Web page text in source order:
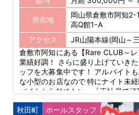
所在地
岡山県倉敷市阿知
高Q館1-A
アクセス
倉敷市阿知にある【Rare CLUB～
業績好調！ さらに盛り上げていき
ッフを大募集中です！ アルバイト
な小型のお店なので 特にナイト未
バイトから始めたい」「正社員で
す♪
秋田町
ホールスタッフ